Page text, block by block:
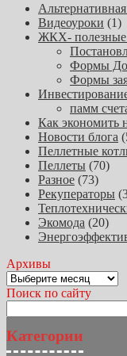
Видеоуроки (1)
ЖКХ- полезные
Формы
Формы
памм
Как экономить
Новости блога
Пеллетные
Пеллеты (70)
Разное (73)
Рекуператоры
Экомода (20)
Архивы
Архивы
Поиск по сайту
Категории